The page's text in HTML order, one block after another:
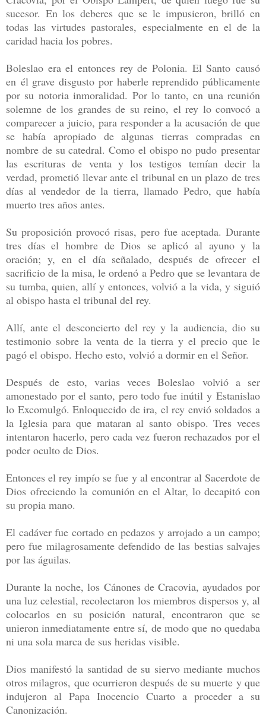
sucesor. En los deberes que se le impusieron, brilló en
todas las virtudes pastorales, especialmente en el de la
caridad hacia los pobres.
Boleslao era el entonces rey de Polonia. El Santo causó
en él grave disgusto por haberle reprendido públicamente
por su notoria inmoralidad. Por lo tanto, en una reunión
solemne de los grandes de su reino, el rey lo convocó a
comparecer a juicio, para responder a la acusación de que
se había apropiado de algunas tierras compradas en
nombre de su catedral. Como el obispo no pudo presentar
las escrituras de venta y los testigos temían decir la
verdad, prometió llevar ante el tribunal en un plazo de tres
días al vendedor de la tierra, llamado Pedro, que había
muerto tres años antes.
Su proposición provocó risas, pero fue aceptada. Durante
tres días el hombre de Dios se aplicó al ayuno y la
oración; y, en el día señalado, después de ofrecer el
sacrificio de la misa, le ordenó a Pedro que se levantara de
su tumba, quien, allí y entonces, volvió a la vida, y siguió
al obispo hasta el tribunal del rey.
Allí, ante el desconcierto del rey y la audiencia, dio su
testimonio sobre la venta de la tierra y el precio que le
pagó el obispo. Hecho esto, volvió a dormir en el Señor.
Después de esto, varias veces Boleslao volvió a ser
amonestado por el santo, pero todo fue inútil y Estanislao
lo Excomulgó. Enloquecido de ira, el rey envió soldados a
la Iglesia para que mataran al santo obispo. Tres veces
intentaron hacerlo, pero cada vez fueron rechazados por el
poder oculto de Dios.
Entonces el rey impío se fue y al encontrar al Sacerdote de
Dios ofreciendo la comunión en el Altar, lo decapitó con
su propia mano.
El cadáver fue cortado en pedazos y arrojado a un campo;
pero fue milagrosamente defendido de las bestias salvajes
por las águilas.
Durante la noche, los Cánones de Cracovia, ayudados por
una luz celestial, recolectaron los miembros dispersos y, al
colocarlos en su posición natural, encontraron que se
unieron inmediatamente entre sí, de modo que no quedaba
ni una sola marca de sus heridas visible.
Dios manifestó la santidad de su siervo mediante muchos
otros milagros, que ocurrieron después de su muerte y que
indujeron al Papa Inocencio Cuarto a proceder a su
Canonización.